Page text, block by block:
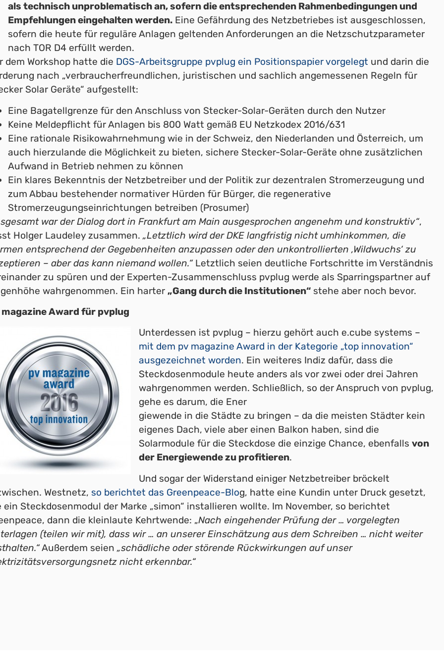
als technisch unproblematisch an, sofern die entsprechenden Rahmenbedingungen und
Empfehlungen eingehalten werden. Eine Gefährdung des Netzbetriebes ist ausgeschlossen,
sofern die heute für reguläre Anlagen geltenden Anforderungen an die Netzschutzparameter
nach TOR D4 erfüllt werden.
dem Workshop hatte die DGS-Arbeitsgruppe pvplug ein Positionspapier vorgelegt und darin die
nach „verbraucherfreundlichen, juristischen und sachlich angemessenen Regeln für
Solar Geräte“ aufgestellt:
Eine Bagatellgrenze für den Anschluss von Stecker-Solar-Geräten durch den Nutzer
Keine Meldepflicht für Anlagen bis 800 Watt gemäß EU Netzkodex 2016/631
Eine rationale Risikowahrnehmung wie in der Schweiz, den Niederlanden und Österreich, um
auch hierzulande die Möglichkeit zu bieten, sichere Stecker-Solar-Geräte ohne zusätzlichen
Aufwand in Betrieb nehmen zu können
Ein klares Bekenntnis der Netzbetreiber und der Politik zur dezentralen Stromerzeugung und
zum Abbau bestehender normativer Hürden für Bürger, die regenerative
Stromerzeugungseinrichtungen betreiben (Prosumer)
war der Dialog dort in Frankfurt am Main ausgesprochen angenehm und konstruktiv“,
Holger Laudeley zusammen.„Letztlich wird der DKE langfristig nicht umhinkommen, die
entsprechend der Gegebenheiten anzupassen oder den unkontrollierten ‚Wildwuchs‘ zu
– aber das kann niemand wollen.“Letztlich seien deutliche Fortschritte im Verständnis
zu spüren und der Experten-Zusammenschluss pvplug werde als Sparringspartner auf
wahrgenommen. Ein harter „Gang durch die Institutionen“ stehe aber noch bevor.
magazine Award für pvplug
Unterdessen ist pvplug – hierzu gehört auch e.cube systems –
mit dem pv magazine Award in der Kategorie „top innovation“
ausgezeichnet worden. Ein weiteres Indiz dafür, dass die
Steckdosenmodule heute anders als vor zwei oder drei Jahren
wahrgenommen werden. Schließlich, so der Anspruch von pvplug,
gehe es darum, die Ener
giewende in die Städte zu bringen – da die meisten Städter kein
eigenes Dach, viele aber einen Balkon haben, sind die
Solarmodule für die Steckdose die einzige Chance, ebenfallsvon
der Energiewende zu profitieren.
Und sogar der Widerstand einiger Netzbetreiber bröckelt
Westnetz, so berichtet das Greenpeace-Blog, hatte eine Kundin unter Druck gesetzt,
ein Steckdosenmodul der Marke „simon“ installieren wollte. Im November, so berichtet
dann die kleinlaute Kehrtwende: „Nach eingehender Prüfung der … vorgelegten
(teilen wir mit), dass wir … an unserer Einschätzung aus dem Schreiben … nicht weiter
Außerdem seien„schädliche oder störende Rückwirkungen auf unser
nicht erkennbar.“